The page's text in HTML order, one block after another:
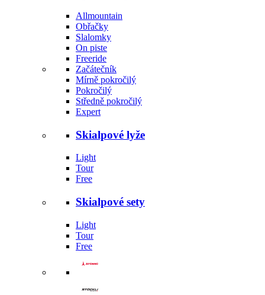
Allmountain
Obřačky
Slalomky
On piste
Freeride
Začátečník
Mírně pokročilý
Pokročilý
Středně pokročilý
Expert
Skialpové lyže
Light
Tour
Free
Skialpové sety
Light
Tour
Free